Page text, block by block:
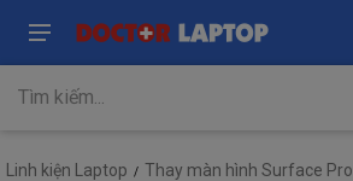
Linh kiện Laptop
Thay màn hình Surface Pro